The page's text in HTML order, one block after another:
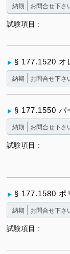
納期 お問合せ下さ
試験項目
§ 177.1520 オ
納期 お問合せ下さ
§ 177.1550 パ
納期 お問合せ下さ
試験項目
§ 177.1580 ポ
納期 お問合せ下さ
試験項目